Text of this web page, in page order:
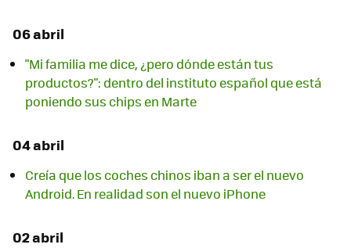
06 abril
"Mi familia me dice, ¿pero dónde están tus
productos?": dentro del instituto español que está
poniendo sus chips en Marte
04 abril
Creía que los coches chinos iban a ser el nuevo
Android. En realidad son el nuevo iPhone
02 abril